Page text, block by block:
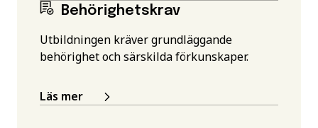
Behörighetskrav
Utbildningen kräver grundläggande
behörighet och särskilda förkunskaper.
Läs mer